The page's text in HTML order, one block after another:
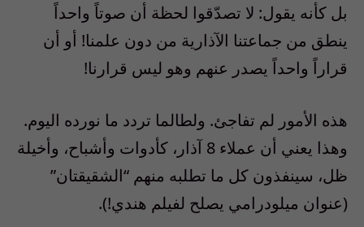
بل كأنه يقول: لا تصدّقوا لحظة أن صوتاً واحداً
ينطق من جماعتنا الآذارية من دون علمنا! أو أن
قراراً واحداً يصدر عنهم وهو ليس قرارنا!
هذه الأمور لم تفاجئ. ولطالما تردد ما نورده اليوم.
وهذا يعني أن عملاء 8 آذار، كأدوات وأشباح، وأخيلة
ظل، سينفذون كل ما تطلبه منهم “الشقيقتان”
(عنوان ميلودرامي يصلح لفيلم هندي!).